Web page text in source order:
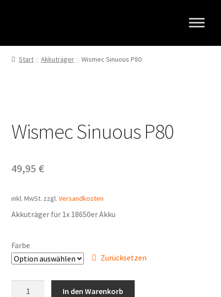
Start Akkuträger Wismec Sinuous P80
Wismec Sinuous P80
49,95 €
inkl. MwSt. zzgl. Versandkosten
Akkuträger für 1x 18650er Akku
Farbe
Zurücksetzen
In den Warenkorb